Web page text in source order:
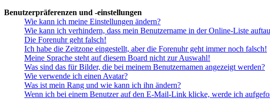
Benutzerpräferenzen und -einstellungen
Wie kann ich meine Einstellungen ändern?
Wie kann ich verhindern, dass mein Benutzername in der Online-Liste
Die Forenuhr geht falsch!
Ich habe die Zeitzone eingestellt, aber die Forenuhr geht immer noch falsch!
Meine Sprache steht auf diesem Board nicht zur Auswahl!
Was sind das für Bilder, die bei meinem Benutzernamen angezeigt werden?
Wie verwende ich einen Avatar?
Was ist mein Rang und wie kann ich ihn ändern?
Wenn ich bei einem Benutzer auf den E-Mail-Link klicke, werde ich